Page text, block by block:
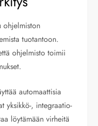
ohjelmiston
tuotantoon.
ohjelmisto toimii
automaattisia
yksikkö-, integraatio-
löytämään virheitä